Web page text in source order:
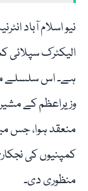
نیو اسلام آباد
الیکٹرک سپلائی
ہے۔ اس سلسلے
وزیراعظم کے
منعقد ہوا، جس
کمپنیوں کی
منظوری دی۔